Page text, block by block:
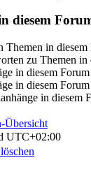
diesem
Themen in diesem
zu Themen in
in diesem Forum
in diesem Forum
in diesem
Übersicht
UTC+02:00